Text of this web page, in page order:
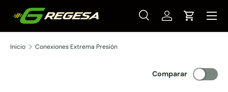
Ir al contenido
Buscar
Tipo de producto
BuscarIniciar sesión
Carrito
Menú
Inicio Conexiones Extrema Presión
Comparar